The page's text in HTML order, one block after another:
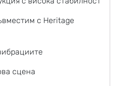
с Heritage
сцена